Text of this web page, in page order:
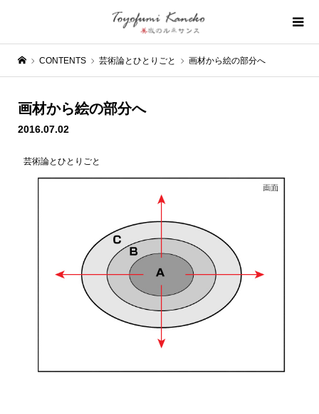
CONTENTS 芸術論とひとりごと 画材から絵の部分へ
画材から絵の部分へ
2016.07.02
芸術論とひとりごと